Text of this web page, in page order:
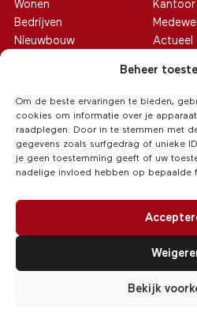
Beheer
Om de beste ervaringen te bieden,
cookies om informatie over je
raadplegen. Door in te stemmen met
gegevens zoals surfgedrag of unieke
je geen toestemming geeft of uw
nadelige invloed hebben op bepaalde
Bekijk
Wonen
Bedrijven
Nieuwbouw
Kantoor
Actueel
Privacy